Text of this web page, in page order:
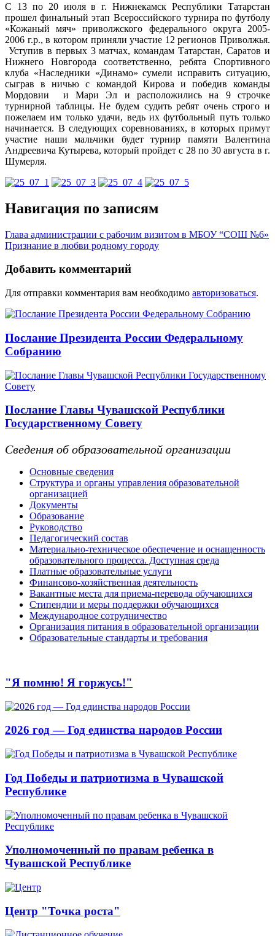
С 13 по 20 июля в г. Нижнекамск Республики Татарстан
прошел финальный этап Всероссийского турнира по футболу
«Кожаный мяч» приволжского федерального округа 2005-
2006 г.р., в котором приняли участие 12 регионов Приволжья.
Уступив в первых 3 матчах, командам Татарстан, Саратов и
Нижнего Новгорода соответственно, ребята Спортивного
клуба «Наследники «Динамо» сумели исправить ситуацию,
сыграв в ничью с командой Кирова и победив команды
Мордовии и Мари Эл и расположились на 9 строчке
турнирной таблицы. Не будем судить ребят очень строго и
пожелаем им только удачи, ведь их футбольный путь только
начинается. В следующих соревнованиях, в которых примут
участие наши мальчики будет турнир памяти Валентина
Андреевича Кутырева, который пройдет с 28 по 30 августа в г.
Шумерля.
Навигация по записям
Глава администрации с рабочим визитом в МБОУ “СОШ №6»
Признание в любви родному городу
Добавить комментарий
Для отправки комментария вам необходимо авторизоваться.
Послание Президента России Федеральному
Собранию
Послание Главы Чувашской Республики
Государственному Совету
Сведения об образовательной организации
Основные сведения
Структура и органы управления образовательной
организацией
Документы
Образование
Руководство
Педагогический состав
Материально-техническое обеспечение и оснащенность
образовательного процесса. Доступная среда
Платные образовательные услуги
Финансово-хозяйственная деятельность
Вакантные места для приема-перевода обучающихся
Стипендии и меры поддержки обучающихся
Международное сотрудничество
Организация питания в образовательной организации
Образовательные стандарты и требования
"Я помню! Я горжусь!"
2026 год — Год единства народов России
Год Победы и патриотизма в Чувашской
Республике
Уполномоченный по правам ребенка в
Чувашской Республике
Центр "Точка роста"